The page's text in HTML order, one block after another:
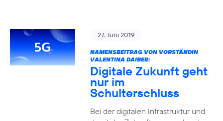
27. Juni 2019
NAMENSBEITRAG VON VORSTÄNDIN
VALENTINA DAIBER:
Digitale Zukunft geht
nur im
Schulterschluss
Bei der digitalen Infrastruktur und